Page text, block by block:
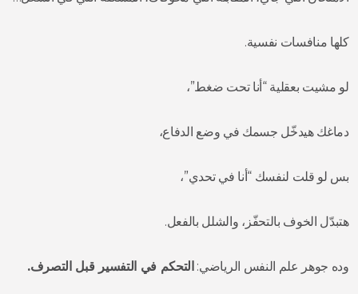
كلها منافسات نفسية.
لو مشيت بعقلية “أنا تحت ضغط”،
دماغك هيدخّل جسمك في وضع الدفاع،
بس لو قلت لنفسك “أنا في تحدي”،
هتبدّل الخوف بالتحفّز، والشلل بالفعل.
وده جوهر علم النفس الرياضي: التحكم في التفسير قبل التصرف.